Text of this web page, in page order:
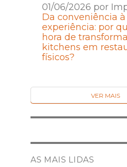
01/06/2026 por
Da conveniência à
experiência: por
hora de
kitchens em
físicos?
VER MAIS
AS MAIS LIDAS